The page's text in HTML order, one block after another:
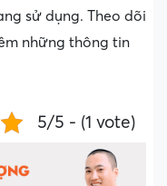
sử dụng. Theo dõi
những thông tin
5/5 - (1 vote)